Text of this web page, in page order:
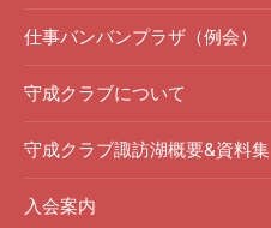
仕事バンバンプラザ（例会）
守成クラブについて
守成クラブ諏訪湖概要&資料集
入会案内